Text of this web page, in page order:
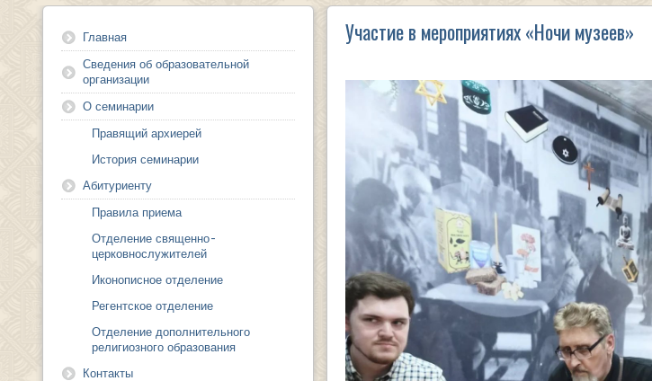
Участие в мероприятиях «Ночи музеев»
Главная
Сведения об образовательной
организации
О семинарии
Правящий архиерей
История семинарии
Абитуриенту
Правила приема
Отделение священно-
церковнослужителей
Иконописное отделение
Регентское отделение
Отделение дополнительного
религиозного образования
Контакты